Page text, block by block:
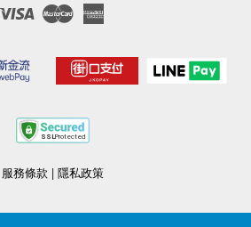
Visa Master
服務條款 | 隱私政策